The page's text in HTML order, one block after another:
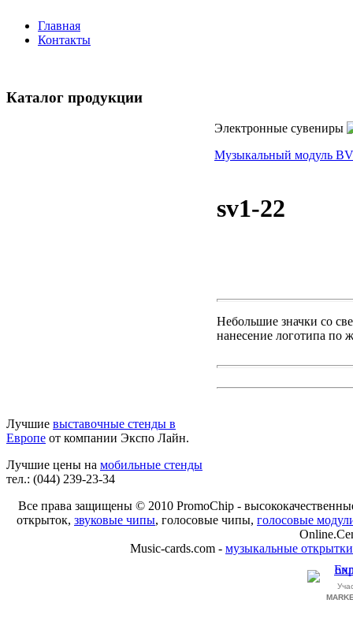
Главная
Контакты
Каталог продукции
Лучшие выставочные стенды в
Европе от компании Экспо Лайн.
Лучшие цены на мобильные стенды
тел.: (044) 239-23-34
Электронные сувениры
Музыкальный модуль
sv1-22
Небольшие значки со
нанесение логотипа по
Все права защищены © 2010 PromoChip -
открыток, звуковые чипы, голосовые чипы, голосовые
Music-cards.com - музыкальные открытки